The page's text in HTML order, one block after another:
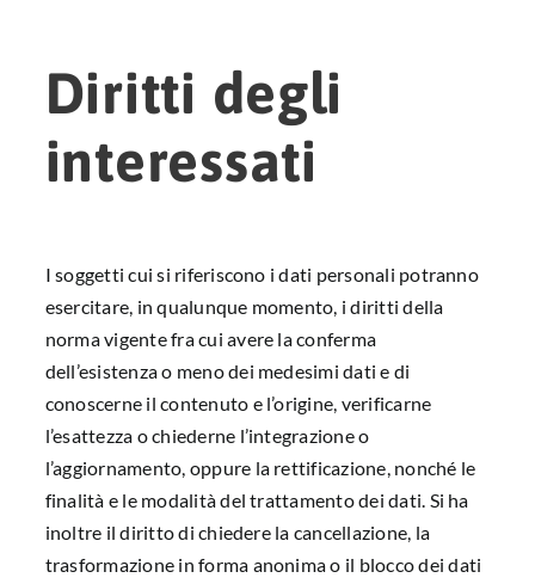
Diritti degli
interessati
I soggetti cui si riferiscono i dati personali potranno
esercitare, in qualunque momento, i diritti della
norma vigente fra cui avere la conferma
dell’esistenza o meno dei medesimi dati e di
conoscerne il contenuto e l’origine, verificarne
l’esattezza o chiederne l’integrazione o
l’aggiornamento, oppure la rettificazione, nonché le
finalità e le modalità del trattamento dei dati. Si ha
inoltre il diritto di chiedere la cancellazione, la
trasformazione in forma anonima o il blocco dei dati